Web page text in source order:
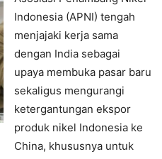
Indonesia (APNI) tengah
menjajaki kerja sama
dengan India sebagai
upaya membuka pasar baru
sekaligus mengurangi
ketergantungan ekspor
produk nikel Indonesia ke
China, khususnya untuk